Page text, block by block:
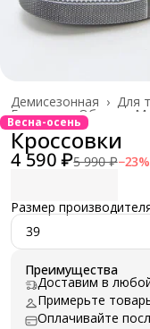
Для
Демисезонная ›
Обувь ›
Главная ›
Весна-осень
Кроссовки
4 590 ₽5 990 ₽−23%
Размер
39
Преимущества
Доставим в
Примерьте
Оплачивайте